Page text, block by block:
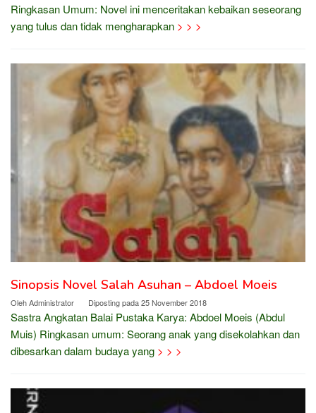
Ringkasan Umum: Novel ini menceritakan kebaikan seseorang
yang tulus dan tidak mengharapkan > > >
Sinopsis Novel Salah Asuhan – Abdoel Moeis
OlehAdministrator Diposting pada25 November 2018
Sastra Angkatan Balai Pustaka Karya: Abdoel Moeis (Abdul
Muis) Ringkasan umum: Seorang anak yang disekolahkan dan
dibesarkan dalam budaya yang > > >